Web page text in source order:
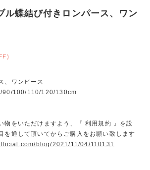
ル蝶結び付きロンパース、ワン
、ワンピース
90/100/110/120/130cm
物をいただけますよう、『 利用規約 』を設
を通して頂いてからご購入をお願い致します
blog/2021/11/04/110131